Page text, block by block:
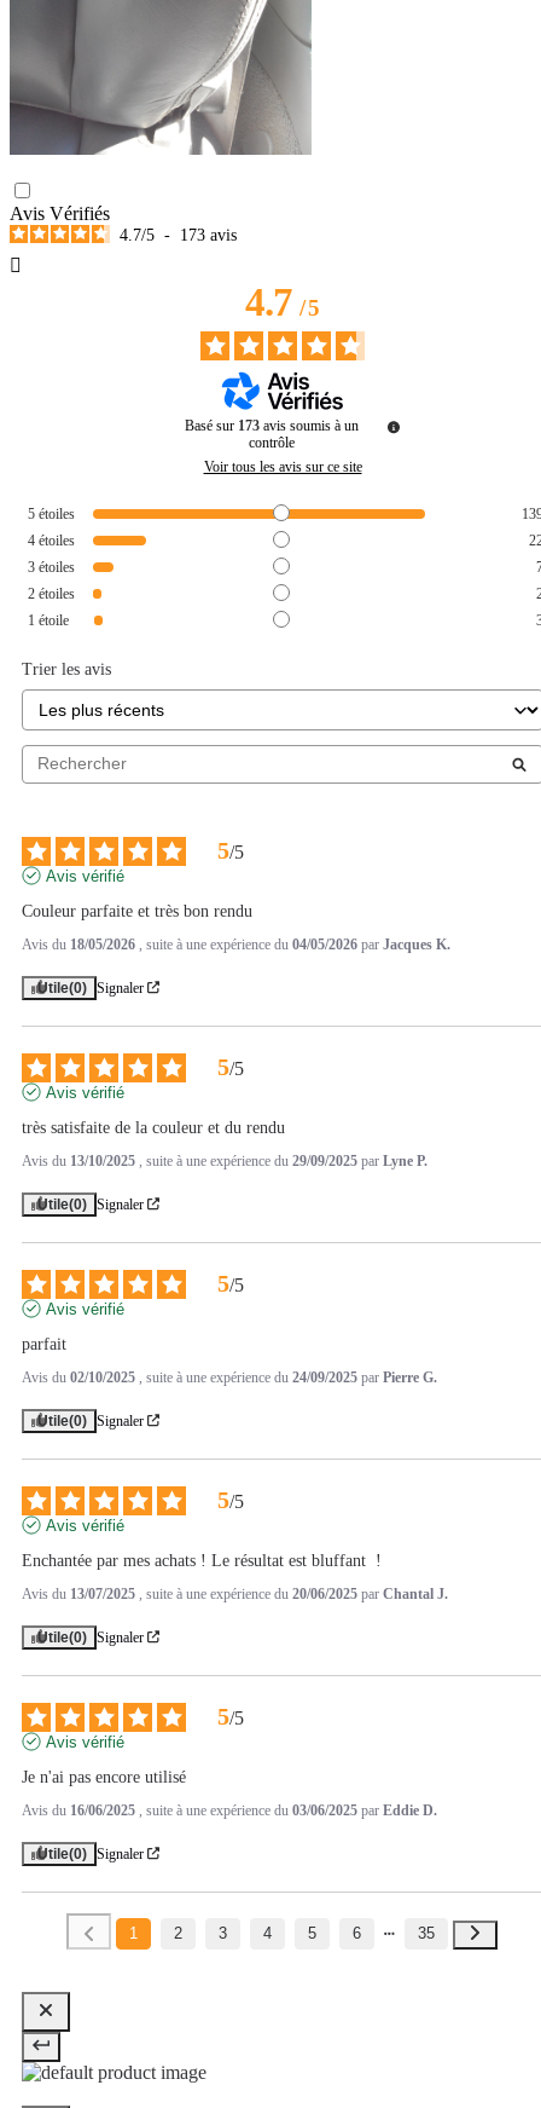
Avis Vérifiés
4.7/5 - 173 avis

4.7/5
Basé sur 173 avis soumis à un
contrôle
Voir tous les avis sur ce site
5 étoiles
4 étoiles
3 étoiles
2 étoiles
1 étoile
Trier les avis
5/5
Avis vérifié
Couleur parfaite et très bon rendu
Avis du 18/05/2026 , suite à une expérience du 04/05/2026 par Jacques K.
Utile(0) Signaler
5/5
Avis vérifié
très satisfaite de la couleur et du rendu
Avis du 13/10/2025 , suite à une expérience du 29/09/2025 par Lyne P.
Utile(0) Signaler
5/5
Avis vérifié
parfait
Avis du 02/10/2025 , suite à une expérience du 24/09/2025 par Pierre G.
Utile(0) Signaler
5/5
Avis vérifié
Enchantée par mes achats ! Le résultat est bluffant  !
Avis du 13/07/2025 , suite à une expérience du 20/06/2025 par Chantal J.
Utile(0) Signaler
5/5
Avis vérifié
Je n'ai pas encore utilisé
Avis du 16/06/2025 , suite à une expérience du 03/06/2025 par Eddie D.
Utile(0) Signaler
1 2 3 4 5 6 35